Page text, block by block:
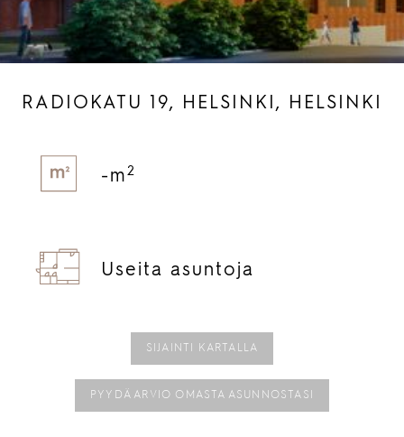
RADIOKATU 19, HELSINKI, HELSINKI
-m 2
Useita asuntoja
SIJAINTI KARTALLA
PYYDÄ ARVIO OMASTA ASUNNOSTASI